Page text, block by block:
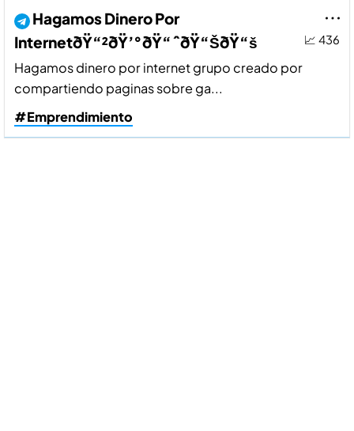
📈 436
Hagamos Dinero Por
InternetðŸ“²ðŸ’°ðŸ“ˆðŸ“ŠðŸ“š
Hagamos dinero por internet grupo creado por
compartiendo paginas sobre ga...
#Emprendimiento